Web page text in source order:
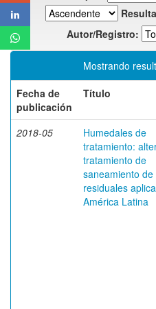
Autor/Registro:
Mostrando
Fecha de
publicación
Título
2018-05
Humedales de
tratamiento:
tratamiento de
saneamiento
residuales
América Latina